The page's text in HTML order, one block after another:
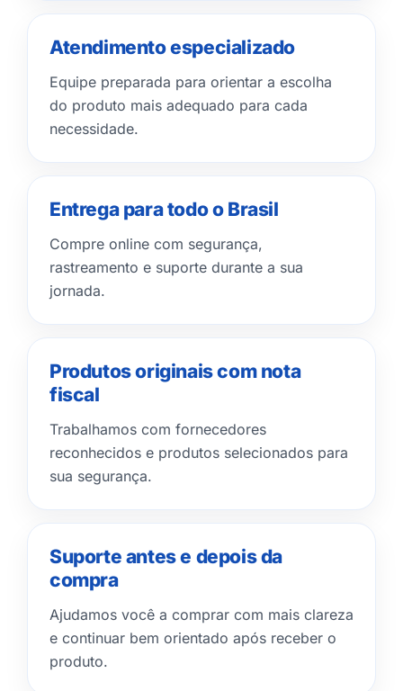
Atendimento especializado
Equipe preparada para orientar a escolha
do produto mais adequado para cada
necessidade.
Entrega para todo o Brasil
Compre online com segurança,
rastreamento e suporte durante a sua
jornada.
Produtos originais com nota
fiscal
Trabalhamos com fornecedores
reconhecidos e produtos selecionados para
sua segurança.
Suporte antes e depois da
compra
Ajudamos você a comprar com mais clareza
e continuar bem orientado após receber o
produto.